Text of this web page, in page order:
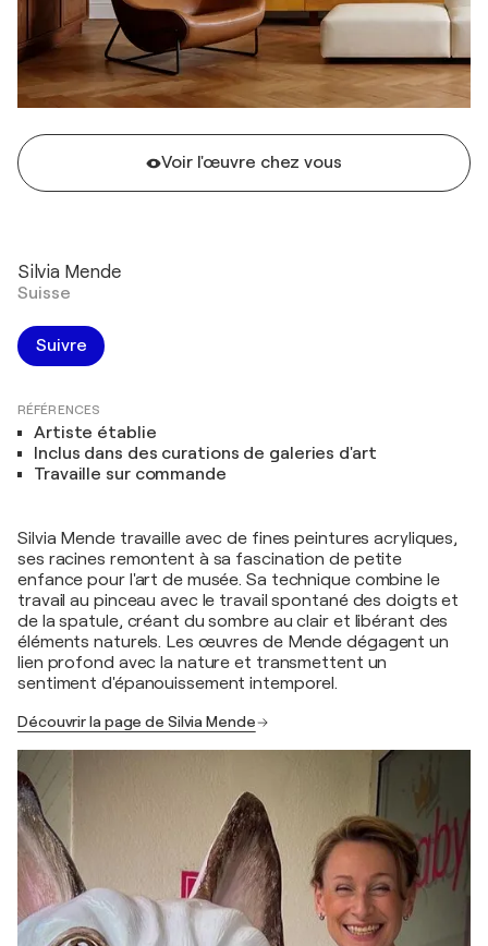
Voir l'œuvre chez vous
Silvia Mende
Suisse
Suivre
RÉFÉRENCES
Artiste établie
Inclus dans des curations de galeries d'art
Travaille sur commande
Silvia Mende travaille avec de fines peintures acryliques,
ses racines remontent à sa fascination de petite
enfance pour l'art de musée. Sa technique combine le
travail au pinceau avec le travail spontané des doigts et
de la spatule, créant du sombre au clair et libérant des
éléments naturels. Les œuvres de Mende dégagent un
lien profond avec la nature et transmettent un
sentiment d'épanouissement intemporel.
Découvrir la page de Silvia Mende